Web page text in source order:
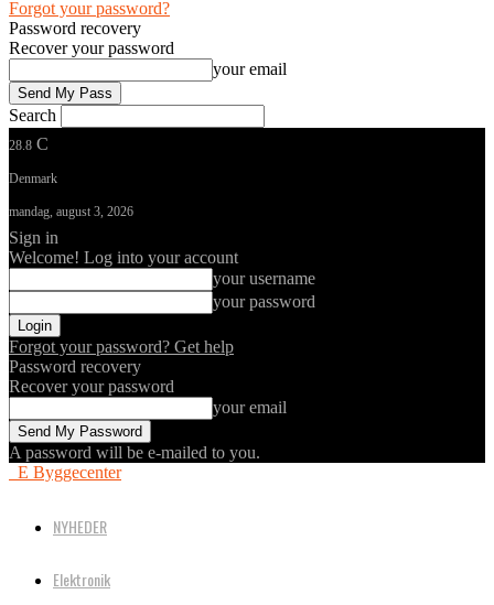
Forgot your password?
Password recovery
Recover your password
your email
Search
28.8 C
Denmark
mandag, august 3, 2026
Sign in
Welcome! Log into your account
your username
your password
Forgot your password? Get help
Password recovery
Recover your password
your email
A password will be e-mailed to you.
E Byggecenter
NYHEDER
Elektronik